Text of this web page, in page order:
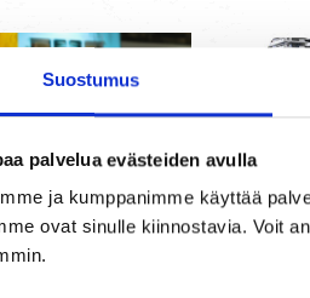
Suostumus
palvelua evästeiden avulla
ja kumppanimme käyttää
ovat sinulle kiinnostavia. Voit